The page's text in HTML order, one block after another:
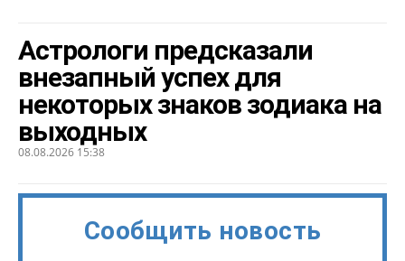
Астрологи предсказали
внезапный успех для
некоторых знаков зодиака на
выходных
08.08.2026 15:38
Сообщить новость